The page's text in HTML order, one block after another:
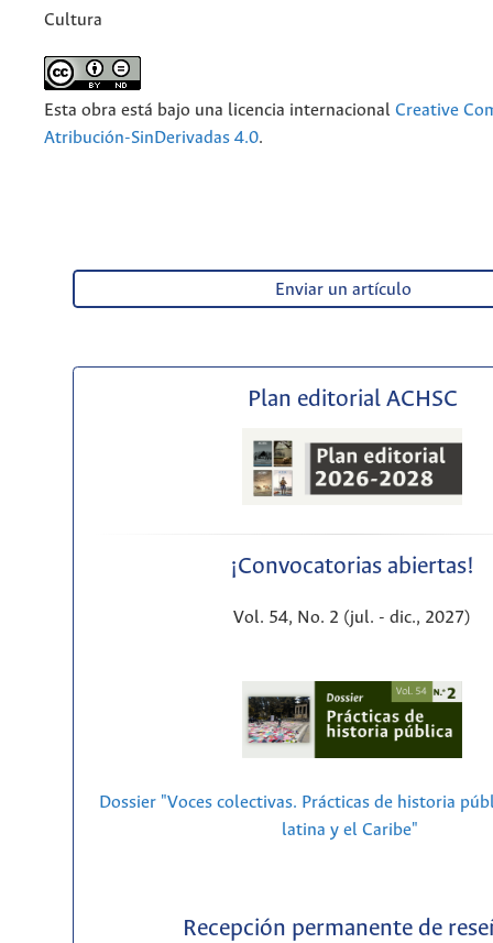
Cultura
Esta obra está bajo una licencia internacional Creative
Atribución-SinDerivadas 4.0.
Enviar un artículo
Plan editorial ACHSC
¡Convocatorias abiertas!
Vol. 54, No. 2 (jul. - dic., 2027)
Dossier "Voces colectivas. Prácticas de historia
latina y el Caribe"
Recepción permanente de